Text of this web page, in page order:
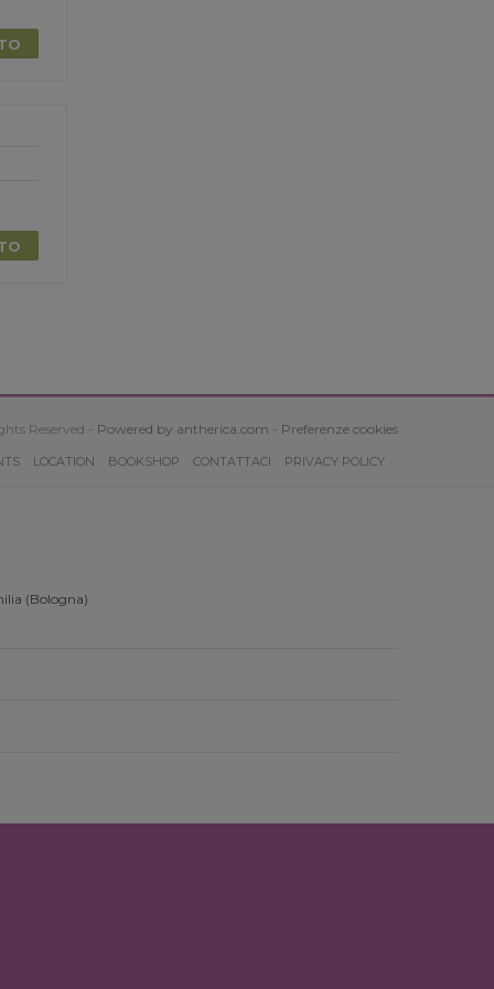
Reserved - Powered by antherica.com - Preferenze cookies
LOCATION BOOKSHOP CONTATTACI PRIVACY POLICY
(Bologna)